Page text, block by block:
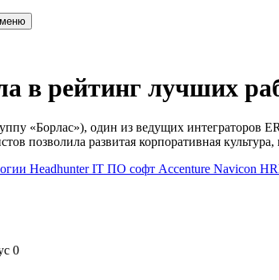
меню
в рейтинг лучших
«Борлас»), один из ведущих интеграторов
позволила развитая корпоративная
HeadhunterIT ПО софт Accenture Navicon
0